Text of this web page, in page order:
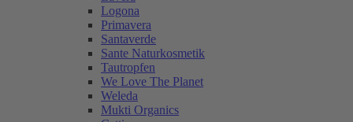
Logona
Primavera
Santaverde
Sante Naturkosmetik
Tautropfen
We Love The Planet
Weleda
Mukti Organics